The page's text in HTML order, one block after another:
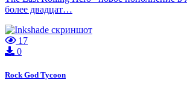
более двадцат…
17
0
Rock God Tycoon